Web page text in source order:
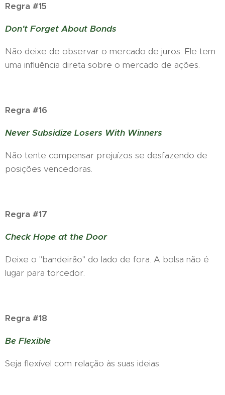
Regra #15
Don't Forget About Bonds
Não deixe de observar o mercado de juros. Ele tem
uma influência direta sobre o mercado de ações.
Regra #16
Never Subsidize Losers With Winners
Não tente compensar prejuízos se desfazendo de
posições vencedoras.
Regra #17
Check Hope at the Door
Deixe o "bandeirão" do lado de fora. A bolsa não é
lugar para torcedor.
Regra #18
Be Flexible
Seja flexível com relação às suas ideias.